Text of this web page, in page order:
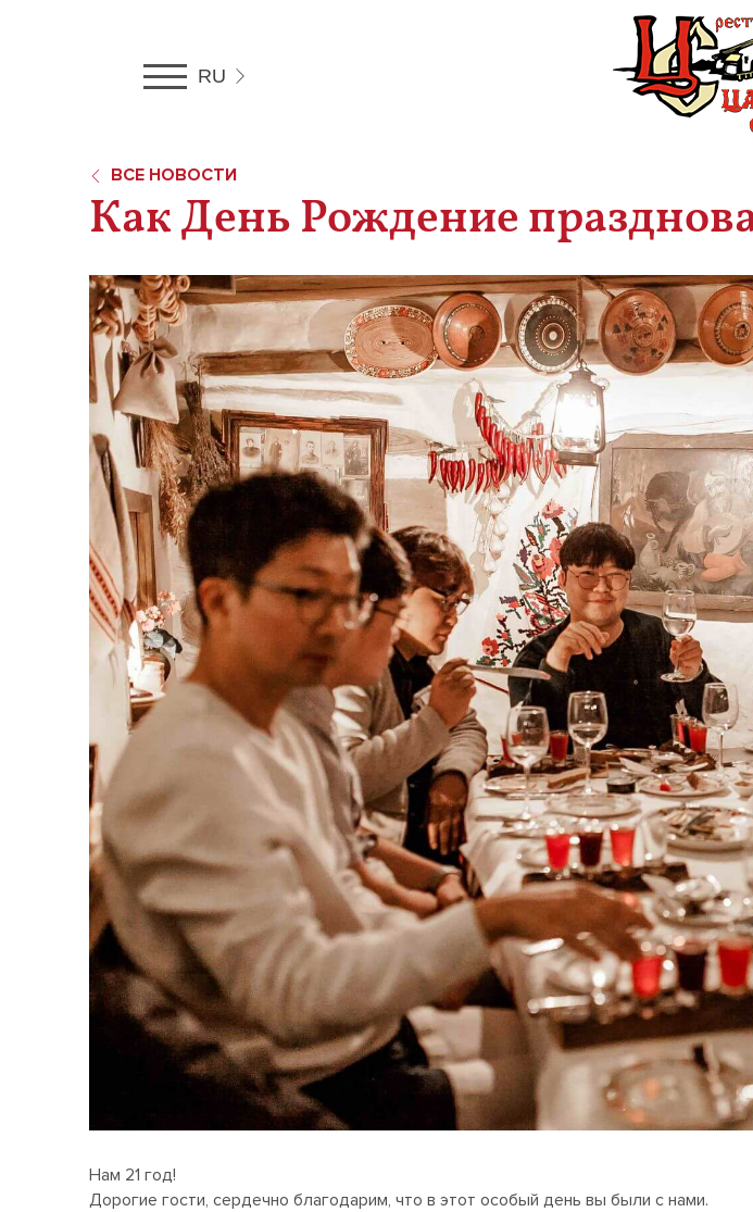
RU
EN
ВСЕ НОВОСТИ
Как День Рождение
Нам 21 год!
Дорогие гости, сердечно благодарим, что в этот особый день вы были с нами.